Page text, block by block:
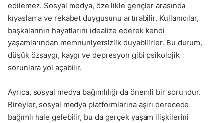
edilemez. Sosyal medya, özellikle gençler arasında
kıyaslama ve rekabet duygusunu artırabilir. Kullanıcılar,
başkalarının hayatlarını idealize ederek kendi
yaşamlarından memnuniyetsizlik duyabilirler. Bu durum,
düşük özsaygı, kaygı ve depresyon gibi psikolojik
sorunlara yol açabilir.
Ayrıca, sosyal medya bağımlılığı da önemli bir sorundur.
Bireyler, sosyal medya platformlarına aşırı derecede
bağımlı hale gelebilir, bu da gerçek yaşam ilişkilerini